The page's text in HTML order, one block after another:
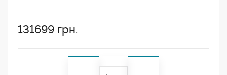
131699 грн.